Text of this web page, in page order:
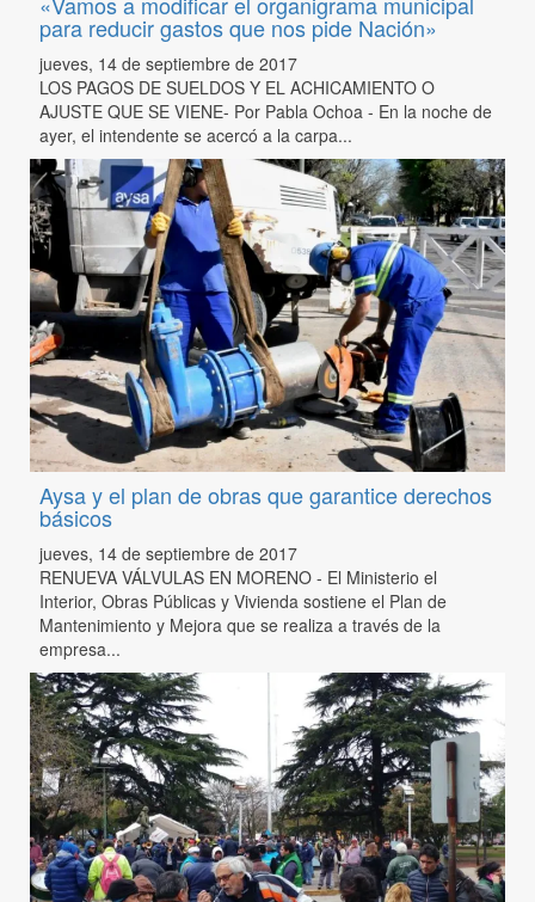
para reducir gastos que nos pide Nación»
jueves, 14 de septiembre de 2017
LOS PAGOS DE SUELDOS Y EL ACHICAMIENTO O
AJUSTE QUE SE VIENE- Por Pabla Ochoa - En la noche de
ayer, el intendente se acercó a la carpa...
Aysa y el plan de obras que garantice derechos
básicos
jueves, 14 de septiembre de 2017
RENUEVA VÁLVULAS EN MORENO - El Ministerio el
Interior, Obras Públicas y Vivienda sostiene el Plan de
Mantenimiento y Mejora que se realiza a través de la
empresa...